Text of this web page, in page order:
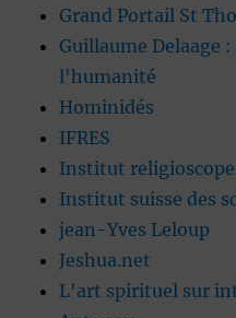
Grand Portail St
Guillaume Delaage
l'humanité
Hominidés
IFRES
Institut religioscope
Institut suisse des
jean-Yves Leloup
Jeshua.net
L'art spirituel sur